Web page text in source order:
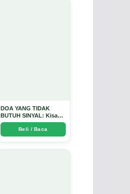
DOA YANG TIDAK
BUTUH SINYAL: Kisah
Tiga Jiwa yang Tersesat
di Era AI dan
Menemukan Jalan
Beli / Baca